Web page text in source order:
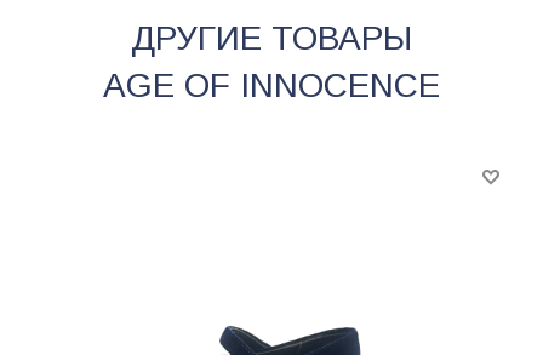
ДРУГИЕ ТОВАРЫ
AGE OF INNOCENCE